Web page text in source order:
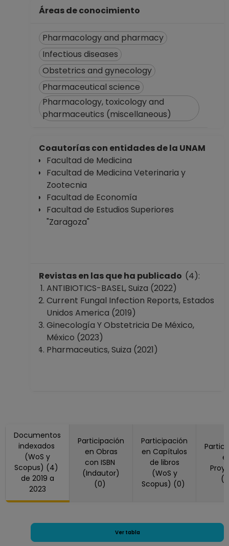
Áreas de conocimiento
Pharmacology and pharmacy
Infectious diseases
Obstetrics and gynecology
Pharmaceutical science
Pharmacology, toxicology and
pharmaceutics (miscellaneous)
Coautorías con entidades de la UNAM
Facultad de Medicina
Facultad de Medicina Veterinaria y
Zootecnia
Facultad de Economía
Facultad de Estudios Superiores
"Zaragoza"
Revistas en las que ha publicado (4):
ANTIBIOTICS-BASEL, Suiza (2022)
Current Fungal Infection Reports, Estados
Unidos America (2019)
Ginecología Y Obstetricia De México,
México (2023)
Pharmaceutics, Suiza (2021)
Documentos
indexados
(WoS y
Scopus) (4)
de 2019 a
2023
Participación
en Obras
con ISBN
(Indautor)
(0)
Participación
en Capítulos
de libros
(WoS y
Scopus) (0)
Ver tabla